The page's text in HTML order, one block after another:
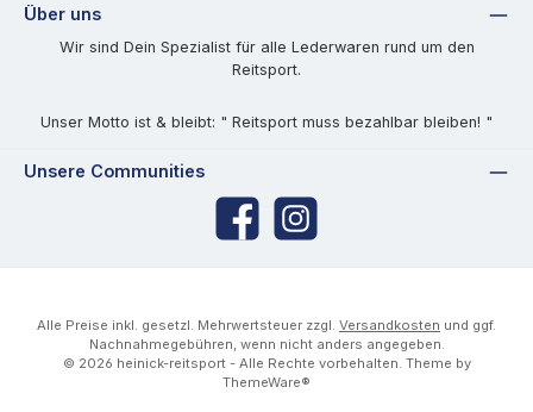
Über uns
Wir sind Dein Spezialist für alle Lederwaren rund um den
Reitsport.
Unser Motto ist & bleibt: " Reitsport muss bezahlbar bleiben! "
Unsere Communities
FacebookInstagram
Alle Preise inkl. gesetzl. Mehrwertsteuer zzgl. Versandkosten und ggf.
Nachnahmegebühren, wenn nicht anders angegeben.
© 2026 heinick-reitsport - Alle Rechte vorbehalten. Theme by
ThemeWare®